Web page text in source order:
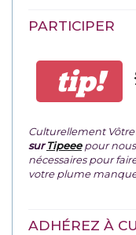
PARTICIPER
tip!
Culturellement
surTipeeepour nous
nécessaires pour
votre plume
ADHÉREZ À